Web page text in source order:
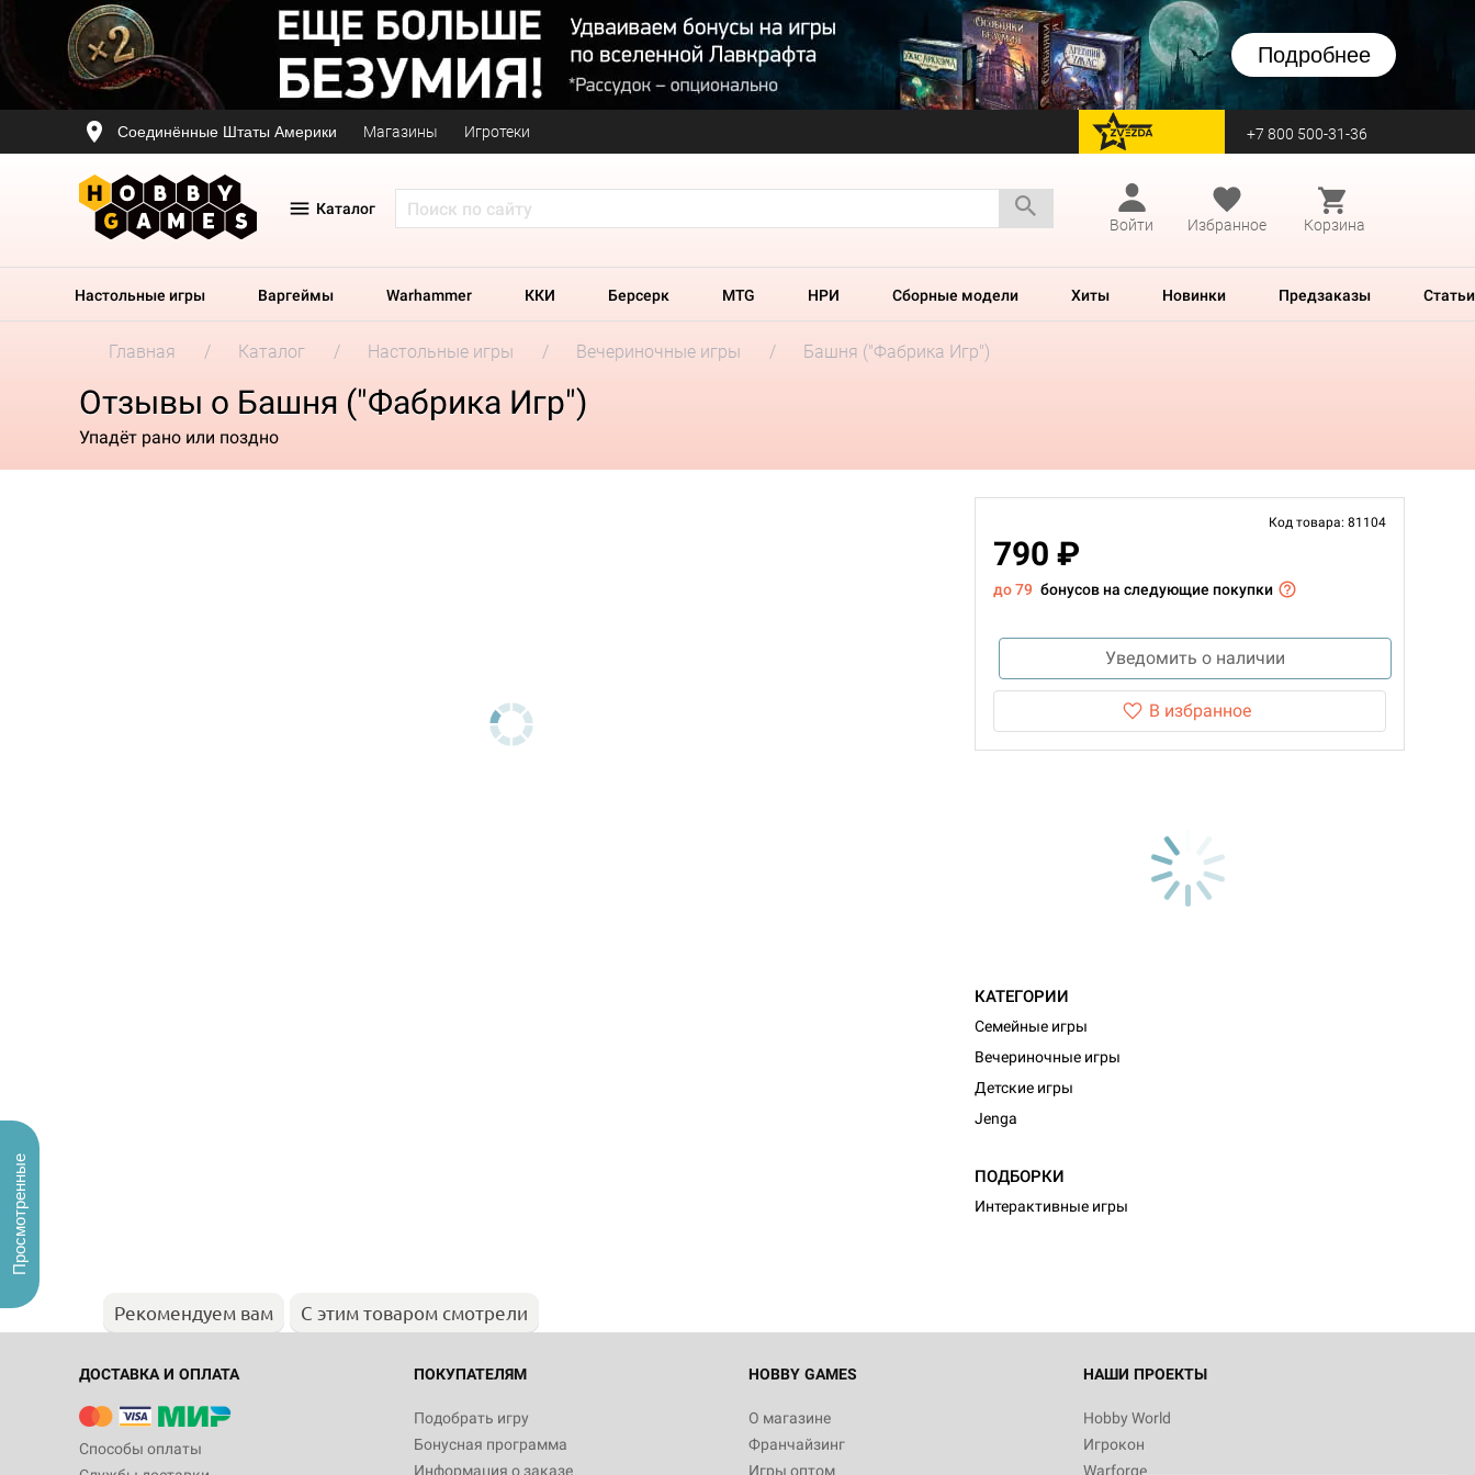
Подробнее
Соединённые Штаты Америки Магазины Игротеки перейти на Zvezda +7 800 500-31-36
Каталог
Войти
Избранное Корзина
Настольные игры Варгеймы Warhammer ККИ Берсерк MTG НРИ Сборные модели Хиты Новинки Предзаказы Статьи
Главная Каталог Настольные игры Вечериночные игры Башня ("Фабрика Игр")
Отзывы о Башня ("Фабрика Игр")
Упадёт рано или поздно
Код товара: 81104
790 ₽
до 79 бонусов на следующие покупки
Уведомить о наличии
В избранное
КАТЕГОРИИ
Семейные игры
Вечериночные игры
Детские игры
Jenga
ПОДБОРКИ
Интерактивные игры
Рекомендуем вам С этим товаром смотрели
ДОСТАВКА И ОПЛАТА
Способы оплаты
ПОКУПАТЕЛЯМ
Подобрать игру
Бонусная программа
Информация о заказе
HOBBY GAMES
О магазине
Франчайзинг
Игры оптом
НАШИ ПРОЕКТЫ
Hobby World
Игрокон
Warforge
Просмотренные
Настольная игра Hobby World Монстры
Белая смерть
12 990
Настольная игра Hobby World Берсерк.